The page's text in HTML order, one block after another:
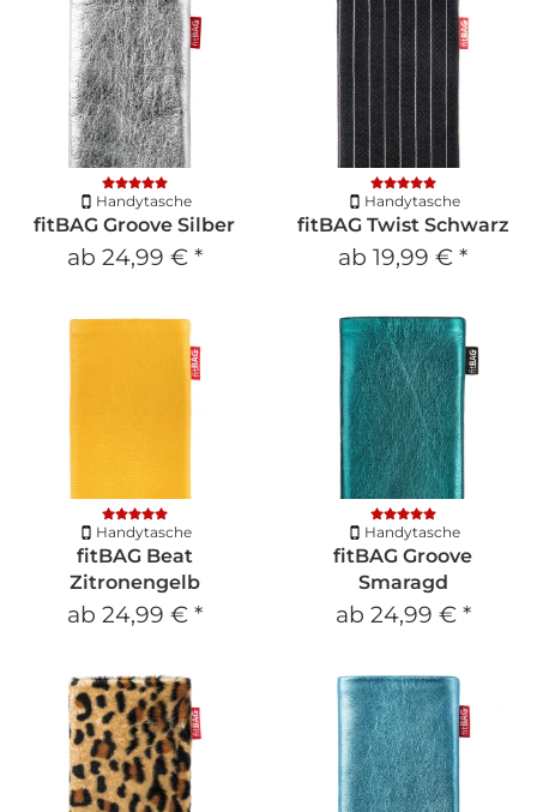
Handytasche
fitBAG Groove Silber
ab 24,99 € *
Handytasche
fitBAG Twist Schwarz
ab 19,99 € *
Handytasche
fitBAG Beat
Zitronengelb
ab 24,99 € *
Handytasche
fitBAG Groove
Smaragd
ab 24,99 € *